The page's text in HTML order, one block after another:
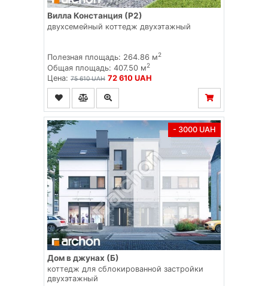
Вилла Констанция (Р2)
двухсемейный коттедж двухэтажный
Полезная площадь: 264.86 м2
Общая площадь: 407.50 м2
Цена: 75 610 UAH 72 610 UAH
- 3000 UAH
Дом в джунах (Б)
коттедж для сблокированной застройки
двухэтажный